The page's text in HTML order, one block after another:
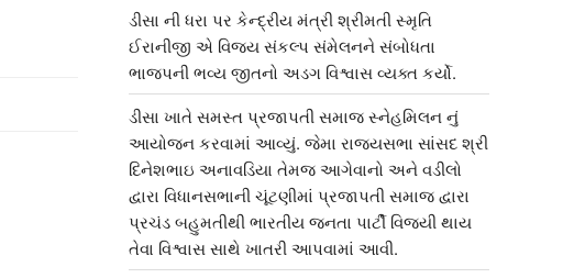
ડીસા ની ધરા પર કેન્દ્રીય મંત્રી શ્રીમતી સ્મૃતિ
ઈરાનીજી એ વિજય સંકલ્પ સંમેલનને સંબોધતા
ભાજપની ભવ્ય જીતનો અડગ વિશ્વાસ વ્યક્ત કર્યો.
ડીસા ખાતે સમસ્ત પ્રજાપતી સમાજ સ્નેહમિલન નું
આયોજન કરવામાં આવ્યું. જેમા રાજ્યસભા સાંસદ શ્રી
દિનેશભાઇ અનાવડિયા તેમજ આગેવાનો અને વડીલો
દ્વારા વિધાનસભાની ચૂંટણીમાં પ્રજાપતી સમાજ દ્વારા
પ્રચંડ બહુમતીથી ભારતીય જનતા પાર્ટી વિજયી થાય
તેવા વિશ્વાસ સાથે ખાતરી આપવામાં આવી.